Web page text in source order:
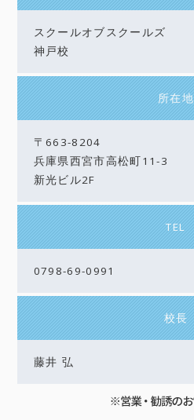
スクールオブスクールズ
神戸校
所在地
〒663-8204
兵庫県西宮市高松町11-3
新光ビル2F
TEL
0798-69-0991
校長
藤井 弘